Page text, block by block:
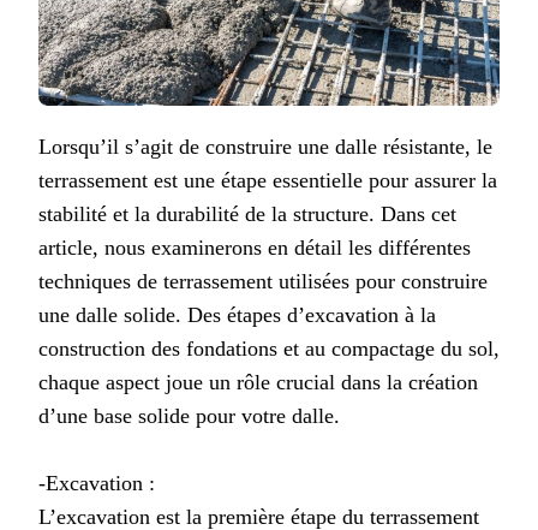
Lorsqu’il s’agit de construire une dalle résistante, le
terrassement est une étape essentielle pour assurer la
stabilité et la durabilité de la structure. Dans cet
article, nous examinerons en détail les différentes
techniques de terrassement utilisées pour construire
une dalle solide. Des étapes d’excavation à la
construction des fondations et au compactage du sol,
chaque aspect joue un rôle crucial dans la création
d’une base solide pour votre dalle.
-Excavation :
L’excavation est la première étape du terrassement